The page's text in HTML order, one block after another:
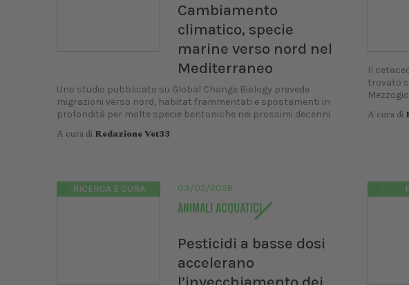
Cambiamento
climatico, specie
marine verso nord nel
Mediterraneo
Uno studio pubblicato su Global Change Biology prevede
migrazioni verso nord, habitat frammentati e spostamenti in
profondità per molte specie bentoniche nei prossimi decenni
A cura di Redazione Vet33
Il
trovato
A cura di
RICERCA E CURA 03/02/2026
ANIMALI ACQUATICI
Pesticidi a basse dosi
accelerano